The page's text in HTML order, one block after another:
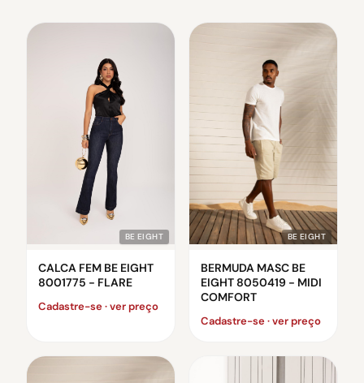
BE EIGHT
CALCA FEM BE EIGHT
8001775 - FLARE
Cadastre-se · ver preço
BE EIGHT
BERMUDA MASC BE
EIGHT 8050419 - MIDI
COMFORT
Cadastre-se · ver preço